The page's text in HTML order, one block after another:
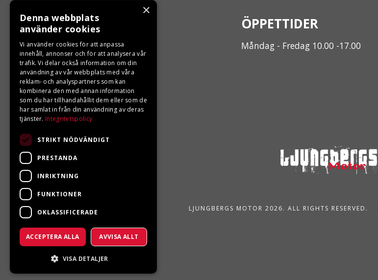
KONTAKTA OSS
Ångra ditt köp
0680-103 60
info@ljungbergsmotor.se
Kolgatan 1C, 842 31 Sveg
ÖPPETTIDER
Måndag - Fredag 10.00 -17.00
LJUNGBERGS MOTOR 2026. ALL RIGHTS RESERVED.
×
Denna webbplats
använder cookies
Vi använder cookies för att anpassa
innehåll, annonser och för att analysera vår
trafik. Vi delar också information om din
användning av vår webbplats med våra
reklam- och analyspartners som kan
kombinera den med annan information
som du har tillhandahållit dem eller som de
har samlat in från din användning av deras
tjänster. Integritetspolicy
STRIKT NÖDVÄNDIGT
PRESTANDA
INRIKTNING
FUNKTIONER
OKLASSIFICERADE
ACCEPTERA ALLA AVVISA ALLT
VISA DETALJER